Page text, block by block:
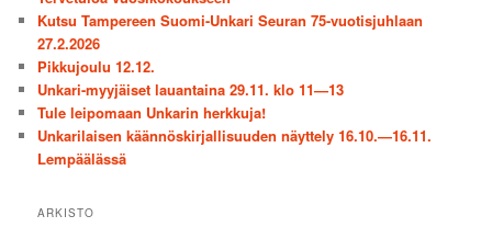
Kutsu Tampereen Suomi-Unkari Seuran 75-vuotisjuhlaan
27.2.2026
Pikkujoulu 12.12.
Unkari-myyjäiset lauantaina 29.11. klo 11—13
Tule leipomaan Unkarin herkkuja!
Unkarilaisen käännöskirjallisuuden näyttely 16.10.—16.11.
Lempäälässä
ARKISTO